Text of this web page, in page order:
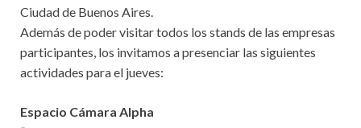
Ciudad de Buenos Aires.
Además de poder visitar todos los stands de las empresas
participantes, los invitamos a presenciar las siguientes
actividades para​el jueves​:
Espacio Cámara Alpha